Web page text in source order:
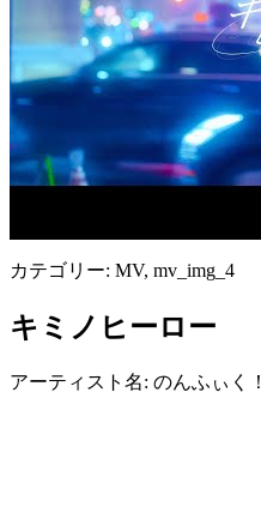
カテゴリー: MV, mv_img_4
キミノヒーロー
アーティスト名: のんふぃく！